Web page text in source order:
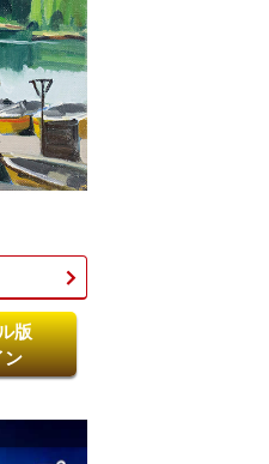
版
ン